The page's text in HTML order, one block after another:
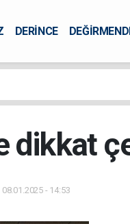
DERİNCE
dikkat
- 14:53